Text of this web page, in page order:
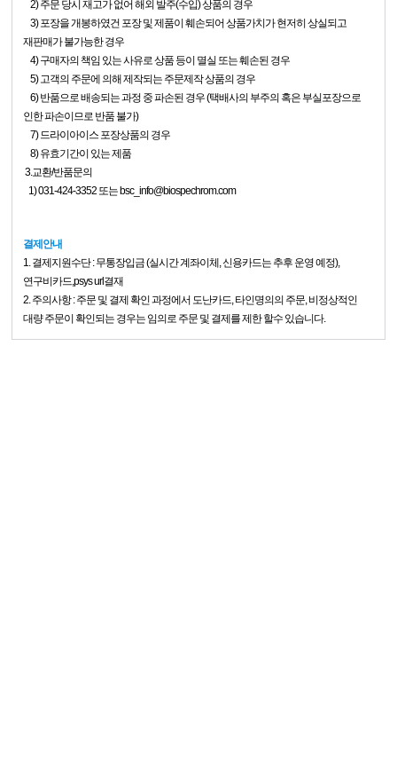
2) 주문 당시 재고가 없어 해외 발주(수입) 상품의 경우
3) 포장을 개봉하였건 포장 및 제품이 훼손되어 상품가치가 현저히 상실되고
재판매가 불가능한 경우
4) 구매자의 책임 있는 사유로 상품 등이 멸실 또는 훼손된 경우
5) 고객의 주문에 의해 제작되는 주문제작 상품의 경우
6) 반품으로 배송되는 과정 중 파손된 경우 (택배사의 부주의 혹은 부실포장으로
인한 파손이므로 반품 불가)
7) 드라이아이스 포장상품의 경우
8) 유효기간이 있는 제품
3.교환/반품문의
1) 031-424-3352 또는 bsc_info@biospechrom.com
결제안내
1. 결제지원수단 : 무통장입금 (실시간 계좌이체, 신용카드는 추후 운영 예정),
연구비카드,psys url결재
2. 주의사항 : 주문 및 결제 확인 과정에서 도난카드, 타인명의의 주문, 비정상적인
대량 주문이 확인되는 경우는 임의로 주문 및 결제를 제한 할수 있습니다.